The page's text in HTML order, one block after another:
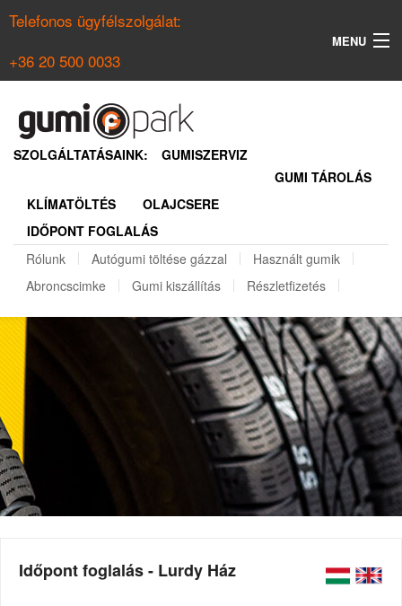
Telefonos ügyfélszolgálat:
+36 20 500 0033
MENU
NYÁRI GUMI KERESŐ
REGISZTRÁCIÓ
SZOLGÁLTATÁSAINK:
GUMISZERVIZ
GUMI TÁROLÁS
KLÍMATÖLTÉS
OLAJCSERE
IDŐPONT FOGLALÁS
Rólunk
Autógumi töltése gázzal
Használt gumik
Abroncscimke
Gumi kiszállítás Részletfizetés
Időpont foglalás - Lurdy Ház